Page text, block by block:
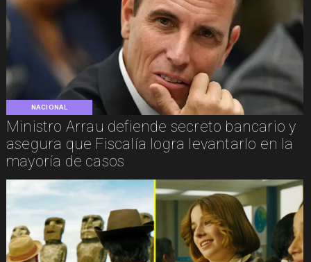
NACIONAL
Ministro Arrau defiende secreto bancario y
asegura que Fiscalía logra levantarlo en la
mayoría de casos